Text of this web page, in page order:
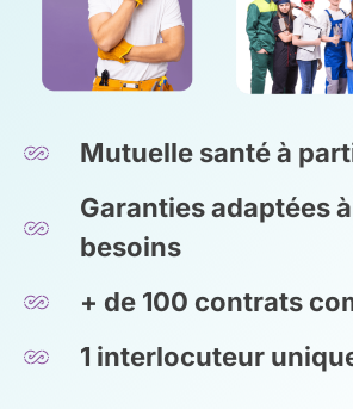
Mutuelle santé à
Garanties adaptées
besoins
+ de 100 contrats
1 interlocuteur